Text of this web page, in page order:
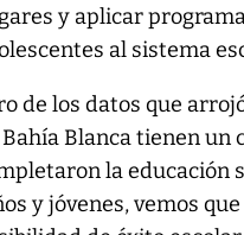
y aplicar
al sistema
de los datos que
Blanca tienen un
la educación
y jóvenes, vemos